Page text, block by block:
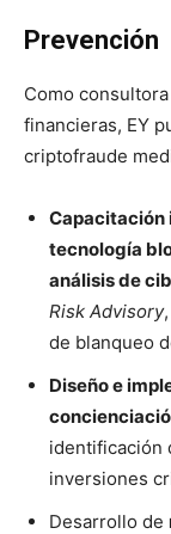
Prevención
Como
financieras, EY
criptofraude
Capacitación
tecnología
análisis de
Risk Advisory
de blanqueo
Diseño e
identificación
inversiones
Desarrollo de